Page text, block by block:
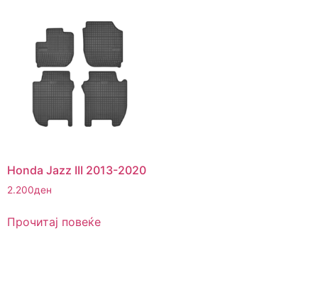
Honda Jazz III 2013-2020
2.200ден
Прочитај повеќе